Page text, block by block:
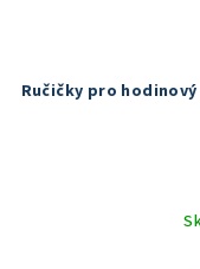
Ručičky pro